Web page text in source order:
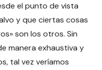
el punto de vista
y que ciertas cosas
son los otros. Sin
manera exhaustiva y
tal vez veríamos